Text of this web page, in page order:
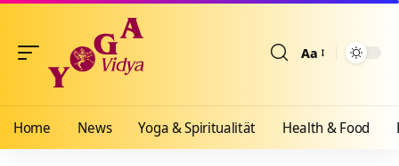
Aa
Home News Yoga & Spiritualität Health & Food